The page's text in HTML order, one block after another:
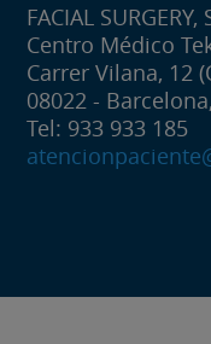
FACIAL SURGERY,
Centro Médico
Carrer Vilana, 12
08022 -
Tel: 933 933 185